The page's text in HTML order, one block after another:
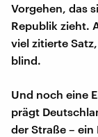
Vorgehen, das
Republik zieht.
viel zitierte
blind.
Und noch eine
prägt
der Straße –